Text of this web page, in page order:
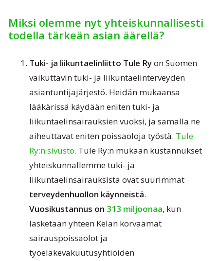
Miksi olemme nyt yhteiskunnallisesti
todella tärkeän asian äärellä?
Tuki- ja liikuntaelinliitto Tule Ryon Suomen
vaikuttavin tuki- ja liikuntaelinterveyden
asiantuntijajärjestö. Heidän mukaansa
lääkärissä käydään eniten tuki- ja
liikuntaelinsairauksien vuoksi, ja samalla ne
aiheuttavat eniten poissaoloja työstä. Tule
Ry:n sivusto. Tule Ry:n mukaan kustannukset
yhteiskunnallemme tuki- ja
liikuntaelinsairauksista ovat suurimmat
terveydenhuollon käynneistä.
Vuosikustannus on 313 miljoonaa, kun
lasketaan yhteen Kelan korvaamat
sairauspoissaolot ja
työeläkevakuutusyhtiöiden